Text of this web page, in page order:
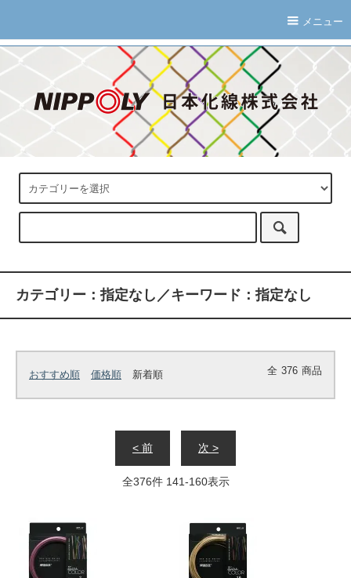
メニュー
カテゴリー：指定なし／キーワード：指定なし
おすすめ順 価格順 新着順 全 376 商品
< 前 次 >
全376件 141-160表示